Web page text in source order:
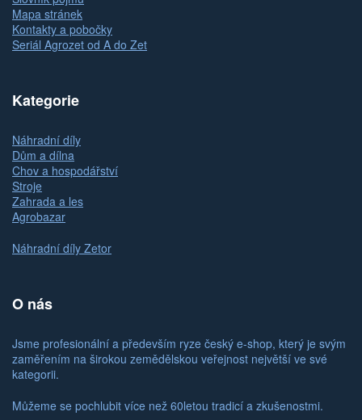
Mapa stránek
Kontakty a pobočky
Seriál Agrozet od A do Zet
Kategorie
Náhradní díly
Dům a dílna
Chov a hospodářství
Stroje
Zahrada a les
Agrobazar
Náhradní díly Zetor
O nás
Jsme profesionální a především ryze český e-shop, který je svým
zaměřením na širokou zemědělskou veřejnost největší ve své
kategorii.
Můžeme se pochlubit více než 60letou tradicí a zkušenostmi.